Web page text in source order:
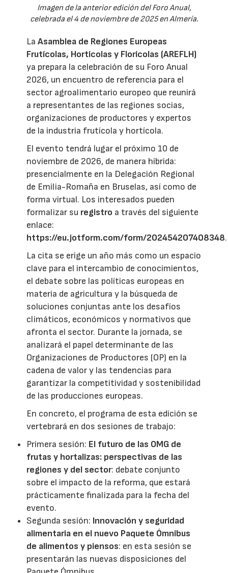
Imagen de la anterior edición del Foro Anual,
celebrada el 4 de noviembre de 2025 en Almería.
LaAsamblea de Regiones Europeas
Frutícolas, Hortícolas y Florícolas (AREFLH)
ya prepara la celebración de su Foro Anual
2026, un encuentro de referencia para el
sector agroalimentario europeo que reunirá
a representantes de las regiones socias,
organizaciones de productores y expertos
de la industria frutícola y hortícola.
El evento tendrá lugar el próximo 10 de
noviembre de 2026, de manera híbrida:
presencialmente en la Delegación Regional
de Emilia-Romaña en Bruselas, así como de
forma virtual. Los interesados pueden
formalizar su registro a través del siguiente
enlace:
https://eu.jotform.com/form/202454207408348.
La cita se erige un año más como un espacio
clave para el intercambio de conocimientos,
el debate sobre las políticas europeas en
materia de agricultura y la búsqueda de
soluciones conjuntas ante los desafíos
climáticos, económicos y normativos que
afronta el sector. Durante la jornada, se
analizará el papel determinante de las
Organizaciones de Productores (OP) en la
cadena de valor y las tendencias para
garantizar la competitividad y sostenibilidad
de las producciones europeas.
En concreto, el programa de esta edición se
vertebrará en dos sesiones de trabajo:
Primera sesión: El futuro de las OMG de
frutas y hortalizas: perspectivas de las
regiones y del sector: debate conjunto
sobre el impacto de la reforma, que estará
prácticamente finalizada para la fecha del
evento.
Segunda sesión: Innovación y seguridad
alimentaria en el nuevo Paquete Ómnibus
de alimentos y piensos: en esta sesión se
presentarán las nuevas disposiciones del